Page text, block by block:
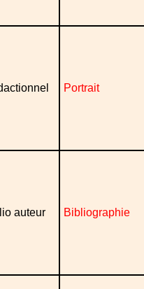
Portrait
auteur Bibliographie